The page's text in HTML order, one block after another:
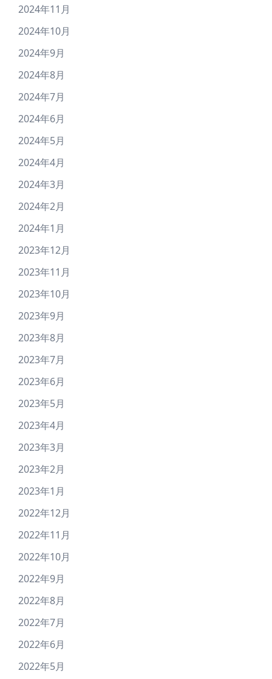
2024年11月
2024年10月
2024年9月
2024年8月
2024年7月
2024年6月
2024年5月
2024年4月
2024年3月
2024年2月
2024年1月
2023年12月
2023年11月
2023年10月
2023年9月
2023年8月
2023年7月
2023年6月
2023年5月
2023年4月
2023年3月
2023年2月
2023年1月
2022年12月
2022年11月
2022年10月
2022年9月
2022年8月
2022年7月
2022年6月
2022年5月